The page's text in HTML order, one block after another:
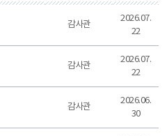
감사관
2026.07.
22
감사관
2026.07.
22
감사관
2026.06.
30